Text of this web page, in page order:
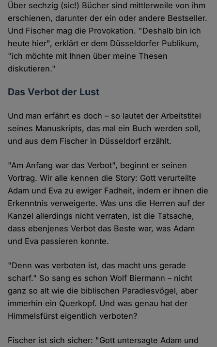
Über sechzig (sic!) Bücher sind mittlerweile von ihm
erschienen, darunter der ein oder andere Bestseller.
Und Fischer mag die Provokation. "Deshalb bin ich
heute hier", erklärt er dem Düsseldorfer Publikum,
"ich möchte mit Ihnen über meine Thesen
diskutieren."
Das Verbot der Lust
Und man erfährt es doch – so lautet der Arbeitstitel
seines Manuskripts, das mal ein Buch werden soll,
und aus dem Fischer in Düsseldorf erzählt.
"Am Anfang war das Verbot", beginnt er seinen
Vortrag. Wir alle kennen die Story: Gott verurteilte
Adam und Eva zu ewiger Fadheit, indem er ihnen die
Erkenntnis verweigerte. Was uns die Herren auf der
Kanzel allerdings nicht verraten, ist die Tatsache,
dass ebenjenes Verbot das Beste war, was Adam
und Eva passieren konnte.
"Denn was verboten ist, das macht uns gerade
scharf." So sang es schon Wolf Biermann – nicht
ganz so alt wie die biblischen Paradiesvögel, aber
immerhin ein Querkopf. Und was genau hat der
Himmelsfürst eigentlich verboten?
Fischer ist sich sicher: "Gott untersagte Adam und